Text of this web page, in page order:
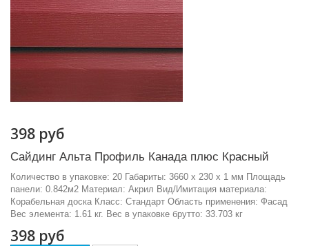
398 руб
Сайдинг Альта Профиль Канада плюс Красный
Количество в упаковке: 20 Габариты: 3660 x 230 x 1 мм Площадь
панели: 0.842м2 Материал: Акрил Вид/Имитация материала:
Корабельная доска Класс: Стандарт Область применения: Фасад
Вес элемента: 1.61 кг. Вес в упаковке брутто: 33.703 кг
398 руб